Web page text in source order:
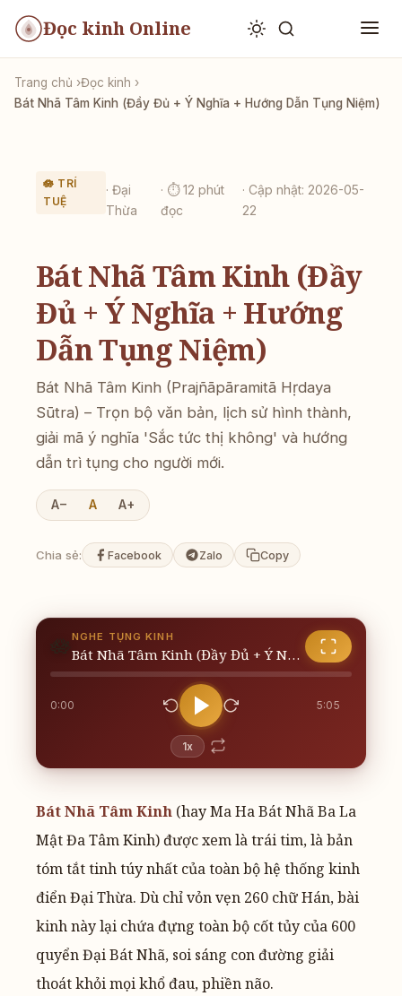
Đọc kinh Online
Trang chủ
Đọc kinh
Bát Nhã Tâm Kinh (Đầy Đủ + Ý Nghĩa + Hướng Dẫn Tụng Niệm)
🪷 TRÍ
TUỆ
· Đại
Thừa
· ⏱ 12 phút
đọc
· Cập nhật: 2026-05-
22
Bát Nhã Tâm Kinh (Đầy
Đủ + Ý Nghĩa + Hướng
Dẫn Tụng Niệm)
Bát Nhã Tâm Kinh (Prajñāpāramitā Hṛdaya
Sūtra) – Trọn bộ văn bản, lịch sử hình thành,
giải mã ý nghĩa 'Sắc tức thị không' và hướng
dẫn trì tụng cho người mới.
A− A A+
Chia sẻ: Facebook Zalo Copy
🪷 NGHE TỤNG KINH
Bát Nhã Tâm Kinh (Đầy Đủ + Ý Nghĩa + Hướng Dẫn Tụng Niệm)
0:00 5:05
1x
Bát Nhã Tâm Kinh (hay Ma Ha Bát Nhã Ba La
Mật Đa Tâm Kinh) được xem là trái tim, là bản
tóm tắt tinh túy nhất của toàn bộ hệ thống kinh
điển Đại Thừa. Dù chỉ vỏn vẹn 260 chữ Hán, bài
kinh này lại chứa đựng toàn bộ cốt tủy của 600
quyển Đại Bát Nhã, soi sáng con đường giải
thoát khỏi mọi khổ đau, phiền não.